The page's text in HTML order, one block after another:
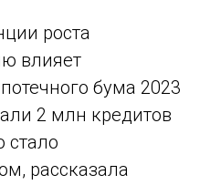
роста
влияет
бума 2023
2 млн кредитов
стало
рассказала